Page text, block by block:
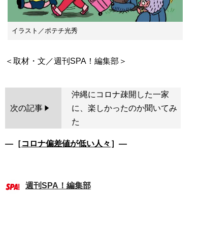
イラスト／ポテチ光秀
次の記事
沖縄にコロナ疎開した一家
に、楽しかったのか聞いてみ
た
―［コロナ偏差値が低い人々 ］―
週刊SPA！編集部